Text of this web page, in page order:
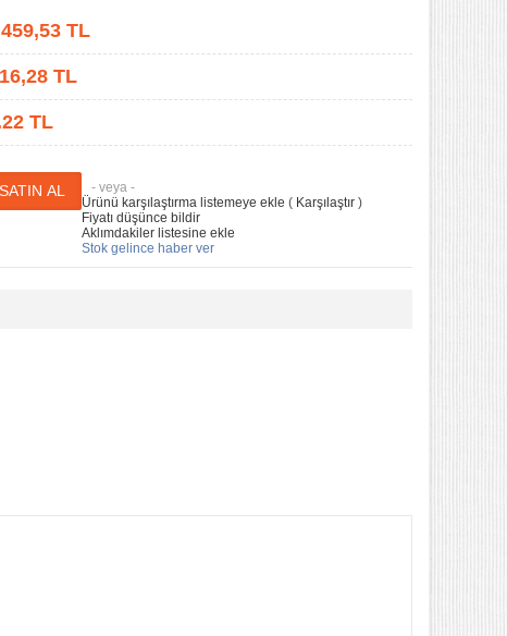
TL
TL
TL
- veya -
Ürünü karşılaştırma listemeye ekle ( Karşılaştır )
Fiyatı düşünce bildir
Aklımdakiler listesine ekle
Stok gelince haber ver